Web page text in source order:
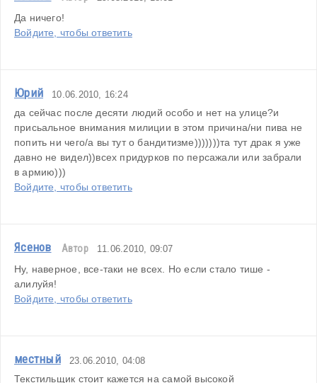
Да ничего!
Войдите, чтобы ответить
Юрий 10.06.2010, 16:24
да сейчас после десяти людий особо и нет на улице?и
присьальное внимания милиции в этом причина/ни пива не
попить ни чего/а вы тут о бандитизме)))))))та тут драк я уже
давно не видел))всех придурков по персажали или забрали
в армию)))
Войдите, чтобы ответить
Ясенов Автор 11.06.2010, 09:07
Ну, наверное, все-таки не всех. Но если стало тише -
алилуйя!
Войдите, чтобы ответить
местный 23.06.2010, 04:08
Текстильщик стоит кажется на самой высокой